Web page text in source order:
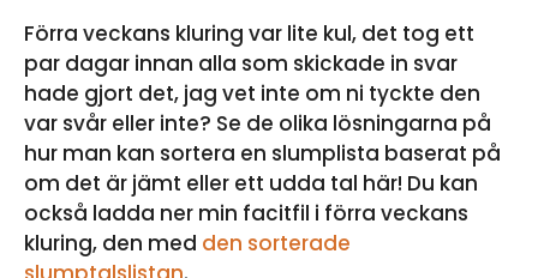
Förra veckans kluring var lite kul, det tog ett
par dagar innan alla som skickade in svar
hade gjort det, jag vet inte om ni tyckte den
var svår eller inte? Se de olika lösningarna på
hur man kan sortera en slumplista baserat på
om det är jämt eller ett udda tal här! Du kan
också ladda ner min facitfil i förra veckans
kluring, den med den sorterade